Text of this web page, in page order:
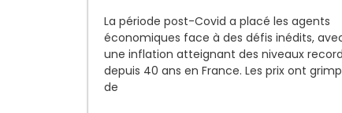
La période post-Covid a placé les agents
économiques face à des défis inédits,
une inflation atteignant des niveaux
depuis 40 ans en France. Les prix ont
de